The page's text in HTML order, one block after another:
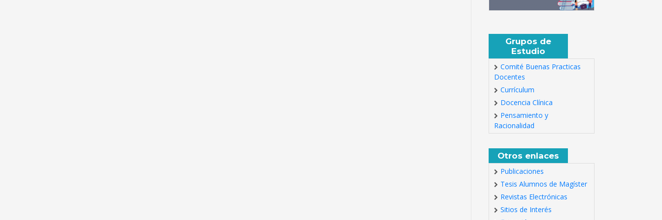
Grupos de
Estudio
Comité Buenas Practicas
Docentes
Currículum
Docencia Clínica
Pensamiento y
Racionalidad
Otros enlaces
Publicaciones
Tesis Alumnos de Magíster
Revistas Electrónicas
Sitios de Interés